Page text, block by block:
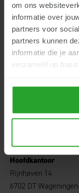
om ons
informatie over
partners voor
partners kunnen
informatie die je
verzameld op
Aanmelden
Hoofdkantoor
Rijnhaven 14
6702 DT Wageningen